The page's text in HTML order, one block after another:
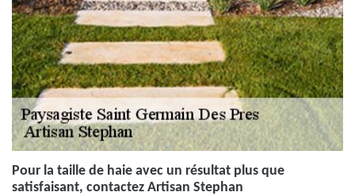
Pour la taille de haie avec un résultat plus que
satisfaisant, contactez Artisan Stephan